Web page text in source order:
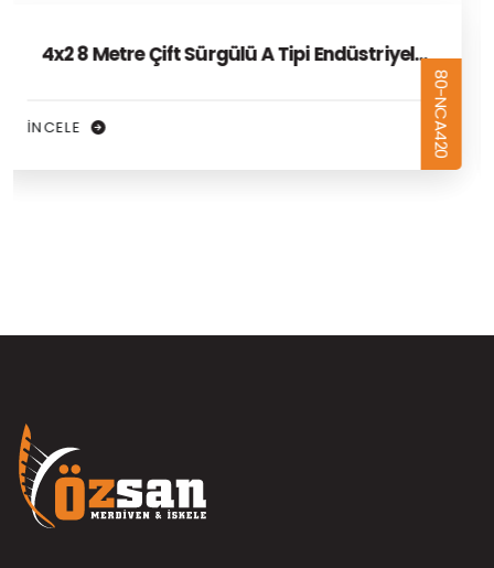
4x2,5 10 Metre Çift Sürgülü A Tipi Endüstriyel
İNCELE